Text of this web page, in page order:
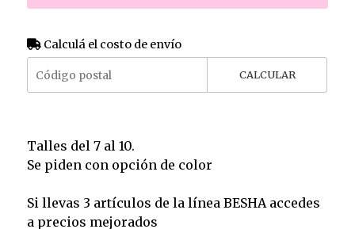
Calculá el costo de envío
CALCULAR
Talles del 7 al 10.
Se piden con opción de color
Si llevas 3 artículos de la línea BESHA accedes
a precios mejorados